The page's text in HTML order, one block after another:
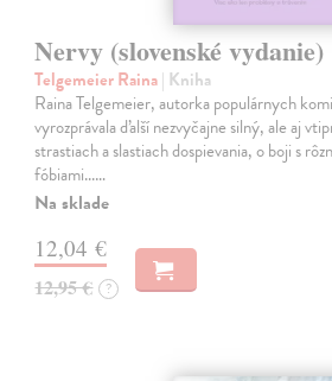
Nervy (slovenské vydanie)
Telgemeier Raina| Kniha
Raina Telgemeier, autorka populárnych
vyrozprávala ďalší nezvyčajne silný, ale aj
strastiach a slastiach dospievania, o boji s
fóbiami...…
Na sklade
12,04 €
12,95 € ?